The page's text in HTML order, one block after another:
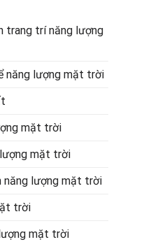
trang trí năng lượng
năng lượng mặt trời
mặt trời
mặt trời
năng lượng mặt trời
trời
mặt trời